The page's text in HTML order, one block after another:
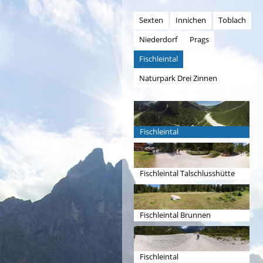
Sexten Innichen
Toblach
Niederdorf
Prags
Fischleintal
Naturpark Drei Zinnen
Fischleintal
Fischleintal Talschlusshütte
Fischleintal Brunnen
Fischleintal